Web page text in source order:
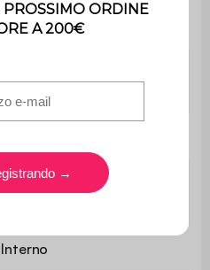
48 cm
41 cm
110 kg per sedile
Interno